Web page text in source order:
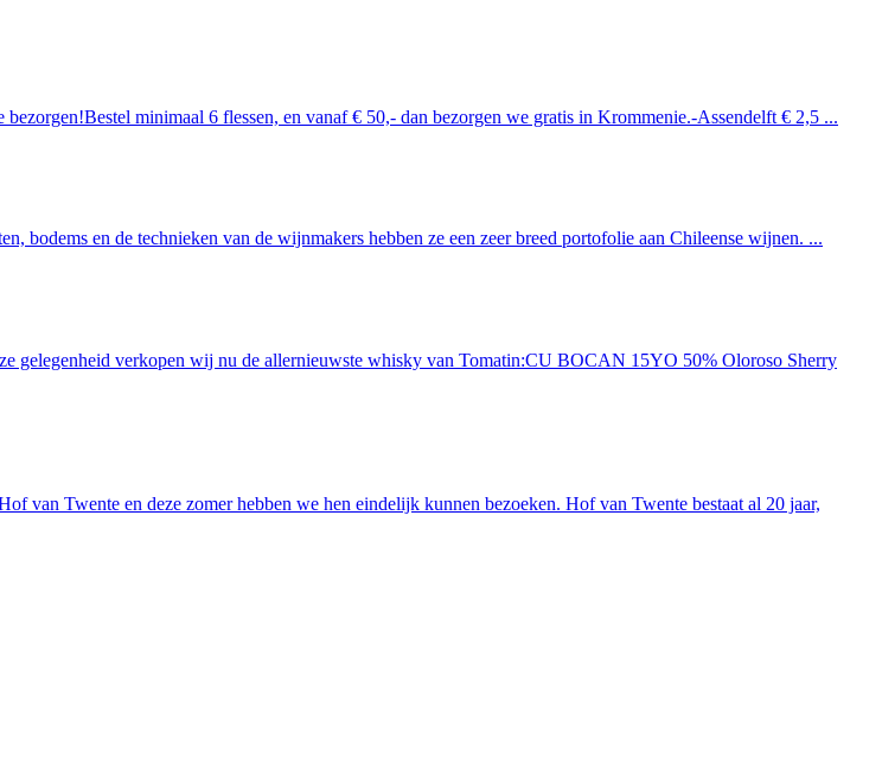
minimaal 6 flessen, en vanaf € 50,- dan bezorgen we gratis in Krommenie.-Assendelft € 2,5 ...
bodems en de technieken van de wijnmakers hebben ze een zeer breed portofolie aan Chileense wijnen. ...
verkopen wij nu de allernieuwste whisky van Tomatin:CU BOCAN 15YO 50% Oloroso Sherry
van Twente en deze zomer hebben we hen eindelijk kunnen bezoeken. Hof van Twente bestaat al 20 jaar,